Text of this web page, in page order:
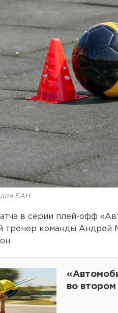
ЕАН
в серии плей-офф
тренер команды Андрей
во